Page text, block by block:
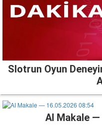
Slotrun Oyun
AI Makale —